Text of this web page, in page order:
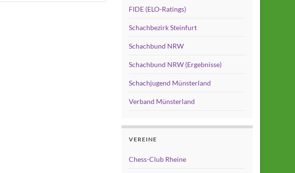
FIDE (ELO-Ratings)
Schachbezirk Steinfurt
Schachbund NRW
Schachbund NRW (Ergebnisse)
Schachjugend Münsterland
Verband Münsterland
VEREINE
Chess-Club Rheine